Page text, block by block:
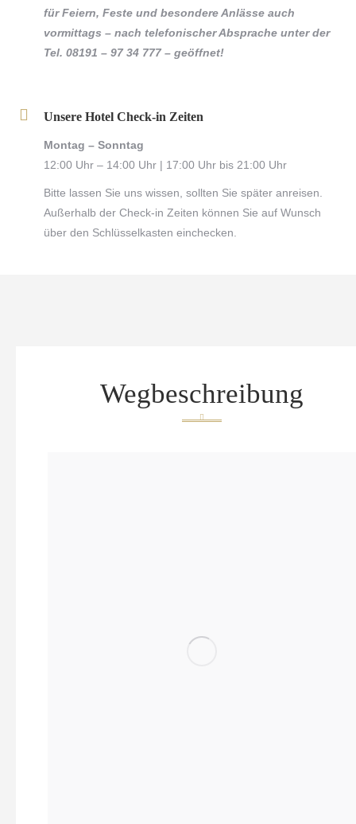
für Feiern, Feste und besondere Anlässe auch
vormittags – nach telefonischer Absprache unter der
Tel. 08191 – 97 34 777 – geöffnet!
Unsere Hotel Check-in Zeiten
Montag – Sonntag
12:00 Uhr – 14:00 Uhr | 17:00 Uhr bis 21:00 Uhr
Bitte lassen Sie uns wissen, sollten Sie später anreisen.
Außerhalb der Check-in Zeiten können Sie auf Wunsch
über den Schlüsselkasten einchecken.
Wegbeschreibung